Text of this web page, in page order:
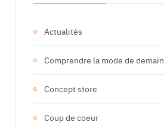
Actualités
Comprendre la mode de demain
Concept store
Coup de coeur